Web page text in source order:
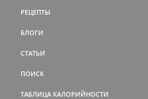
РЕЦЕПТЫ
БЛОГИ
СТАТЬИ
ПОИСК
ТАБЛИЦА КАЛОРИЙНОСТИ